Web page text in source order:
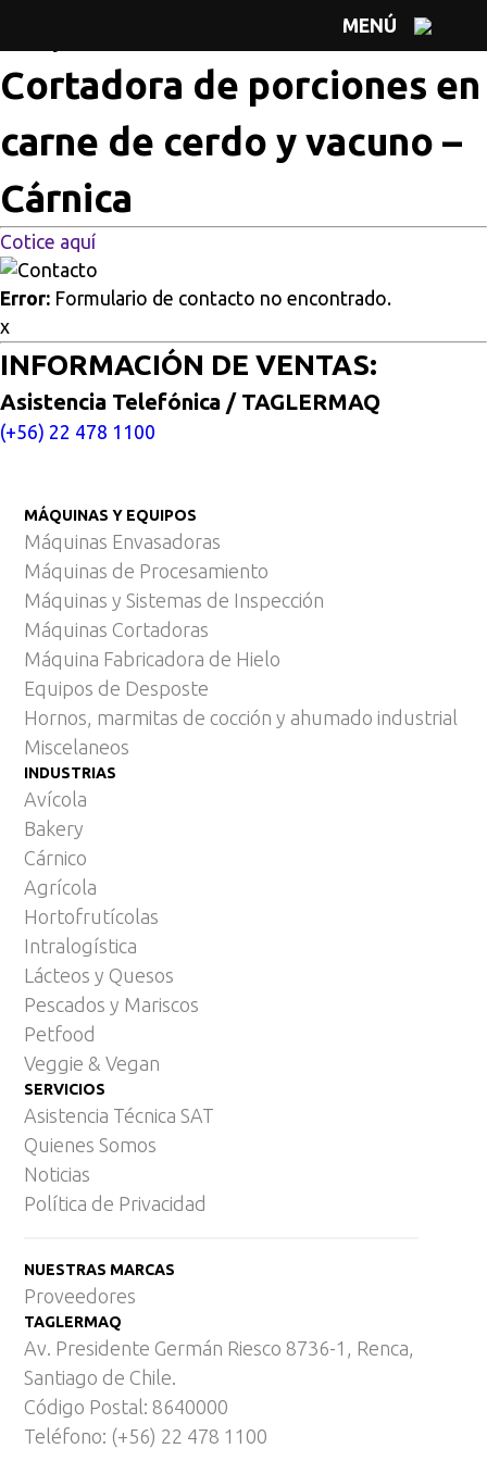
MENÚ
Cortadora de porciones en carne de
Cortadora de porciones en
carne de cerdo y vacuno –
Cárnica
Cotice aquí
Error: Formulario de contacto no encontrado.
x
INFORMACIÓN DE VENTAS:
Asistencia Telefónica / TAGLERMAQ
(+56) 22 478 1100
MÁQUINAS Y EQUIPOS
Máquinas Envasadoras
Máquinas de Procesamiento
Máquinas y Sistemas de Inspección
Máquinas Cortadoras
Máquina Fabricadora de Hielo
Equipos de Desposte
Hornos, marmitas de cocción y ahumado industrial
Miscelaneos
INDUSTRIAS
Avícola
Bakery
Cárnico
Agrícola
Hortofrutícolas
Intralogística
Lácteos y Quesos
Pescados y Mariscos
Petfood
Veggie & Vegan
SERVICIOS
Asistencia Técnica SAT
Quienes Somos
Noticias
Política de Privacidad
NUESTRAS MARCAS
Proveedores
TAGLERMAQ
Av. Presidente Germán Riesco 8736-1, Renca,
Santiago de Chile.
Código Postal: 8640000
Teléfono: (+56) 22 478 1100